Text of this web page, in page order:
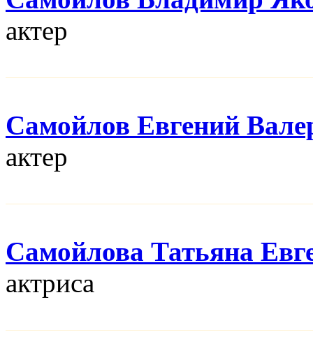
актер
Самойлов Евгений
актер
Самойлова Татьяна
актриса